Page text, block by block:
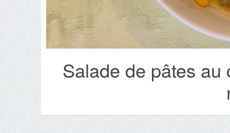
Salade de pâtes